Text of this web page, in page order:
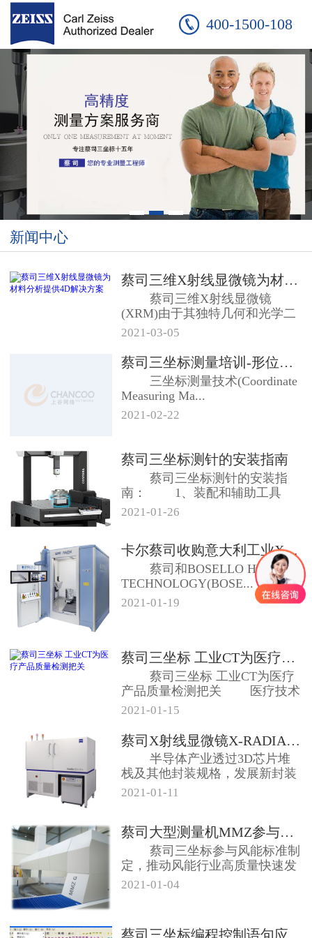
400-1500-108
新闻中心
蔡司三维X射线显微镜为材料分析提...
蔡司三维X射线显微镜
(XRM)由于其独特几何和光学二
级放大架构，...
2021-03-05
蔡司三坐标测量培训-形位公差及测...
三坐标测量技术(Coordinate
Measuring Ma...
2021-02-22
蔡司三坐标测针的安装指南
蔡司三坐标测针的安装指
南： 1、装配和辅助工具
合适...
2021-01-26
卡尔蔡司收购意大利工业X射线系统...
蔡司和BOSELLO HIGH
TECHNOLOGY(BOSE...
2021-01-19
蔡司三坐标 工业CT为医疗产品质...
蔡司三坐标 工业CT为医疗
产品质量检测把关 医疗技术
行业监...
2021-01-15
蔡司X射线显微镜X-RADIA半...
半导体产业透过3D芯片堆
栈及其他封装规格，发展新封装
方法和测试方...
2021-01-11
蔡司大型测量机MMZ参与风力发电...
蔡司三坐标参与风能标准制
定，推动风能行业高质量快速发
展，落实“3...
2021-01-04